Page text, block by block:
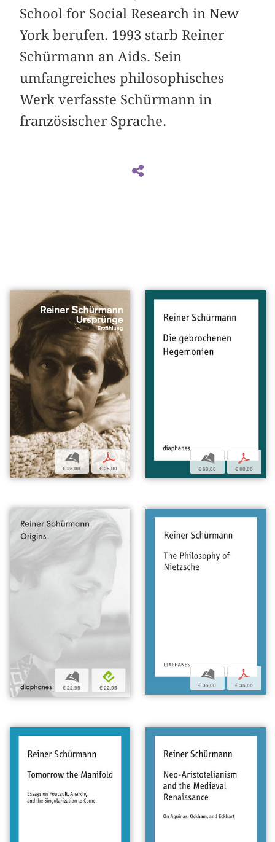
School for Social Research in New
York berufen. 1993 starb Reiner
Schürmann an Aids. Sein
umfangreiches philosophisches
Werk verfasste Schürmann in
französischer Sprache.
b
€ 25,00
p
€ 25,00
b
€ 68,00
p
€ 68,00
b
€ 22,95
e
€ 22,95
b
€ 35,00
p
€ 35,00